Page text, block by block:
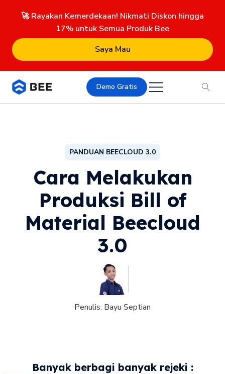
🚀 Rayakan Kemerdekaan! Nikmati Diskon hingga
17% untuk Semua Produk Bee
Saya Mau
Demo Gratis
PANDUAN BEECLOUD 3.0
Cara Melakukan
Produksi Bill of
Material Beecloud
3.0
Penulis: Bayu Septian
Banyak berbagi banyak rejeki :